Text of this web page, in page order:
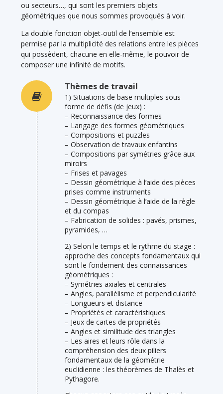
ou secteurs…, qui sont les premiers objets
géométriques que nous sommes provoqués à voir.
La double fonction objet-outil de l’ensemble est
permise par la multiplicité des relations entre les pièces
qui possèdent, chacune en elle-même, le pouvoir de
composer une infinité de motifs.
Thèmes de travail
1) Situations de base multiples sous
forme de défis (de jeux) :
– Reconnaissance des formes
– Langage des formes géométriques
– Compositions et puzzles
– Observation de travaux enfantins
– Compositions par symétries grâce aux
miroirs
– Frises et pavages
– Dessin géométrique à l’aide des pièces
prises comme instruments
– Dessin géométrique à l’aide de la règle
et du compas
– Fabrication de solides : pavés, prismes,
pyramides, …
2) Selon le temps et le rythme du stage :
approche des concepts fondamentaux qui
sont le fondement des connaissances
géométriques :
– Symétries axiales et centrales
– Angles, parallélisme et perpendicularité
– Longueurs et distance
– Propriétés et caractéristiques
– Jeux de cartes de propriétés
– Angles et similitude des triangles
– Les aires et leurs rôle dans la
compréhension des deux piliers
fondamentaux de la géométrie
euclidienne : les théorèmes de Thalès et
Pythagore.